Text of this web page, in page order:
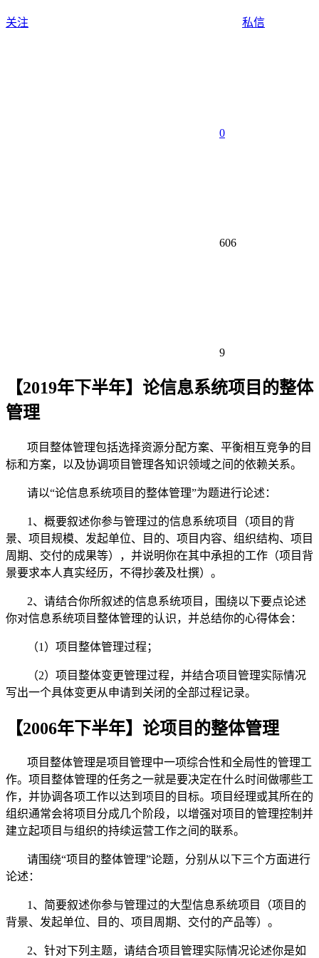
关注 私信
0
606
9
【2019年下半年】论信息系统项目的整体
管理
项目整体管理包括选择资源分配方案、平衡相互竞争的目
标和方案，以及协调项目管理各知识领域之间的依赖关系。
请以“论信息系统项目的整体管理”为题进行论述：
1、概要叙述你参与管理过的信息系统项目（项目的背
景、项目规模、发起单位、目的、项目内容、组织结构、项目
周期、交付的成果等），并说明你在其中承担的工作（项目背
景要求本人真实经历，不得抄袭及杜撰）。
2、请结合你所叙述的信息系统项目，围绕以下要点论述
你对信息系统项目整体管理的认识，并总结你的心得体会：
（1）项目整体管理过程；
（2）项目整体变更管理过程，并结合项目管理实际情况
写出一个具体变更从申请到关闭的全部过程记录。
【2006年下半年】论项目的整体管理
项目整体管理是项目管理中一项综合性和全局性的管理工
作。项目整体管理的任务之一就是要决定在什么时间做哪些工
作，并协调各项工作以达到项目的目标。项目经理或其所在的
组织通常会将项目分成几个阶段，以增强对项目的管理控制并
建立起项目与组织的持续运营工作之间的联系。
请围绕“项目的整体管理”论题，分别从以下三个方面进行
论述：
1、简要叙述你参与管理过的大型信息系统项目（项目的
背景、发起单位、目的、项目周期、交付的产品等）。
2、针对下列主题，请结合项目管理实际情况论述你是如